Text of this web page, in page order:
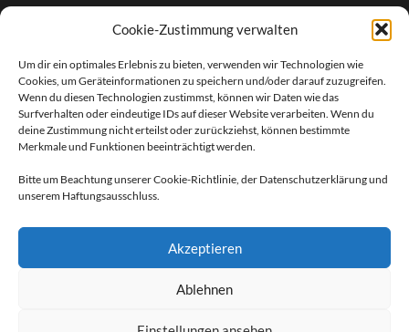
Cookie-Zustimmung verwalten
Um dir ein optimales Erlebnis zu bieten, verwenden wir Technologien wie
Cookies, um Geräteinformationen zu speichern und/oder darauf zuzugreifen.
Wenn du diesen Technologien zustimmst, können wir Daten wie das
Surfverhalten oder eindeutige IDs auf dieser Website verarbeiten. Wenn du
deine Zustimmung nicht erteilst oder zurückziehst, können bestimmte
Merkmale und Funktionen beeinträchtigt werden.
Bitte um Beachtung unserer Cookie-Richtlinie, der Datenschutzerklärung und
unserem Haftungsausschluss.
Akzeptieren
Ablehnen
Beitrittserklärung
Kontakt
Unsere Sponsoren